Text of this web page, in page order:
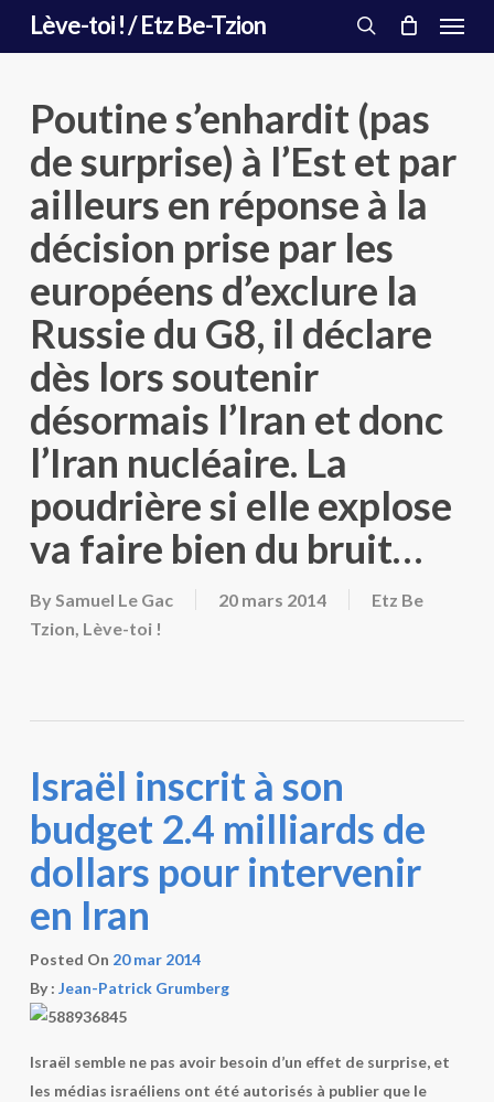
Lève-toi ! / Etz Be-Tzion
search
Menu
Poutine s’enhardit (pas
de surprise) à l’Est et par
ailleurs en réponse à la
décision prise par les
européens d’exclure la
Russie du G8, il déclare
dès lors soutenir
désormais l’Iran et donc
l’Iran nucléaire. La
poudrière si elle explose
va faire bien du bruit…
BySamuel Le Gac 20 mars 2014
Etz Be
Tzion, Lève-toi !
Israël inscrit à son
budget 2.4 milliards de
dollars pour intervenir
en Iran
Posted On 20 mar 2014
By : Jean-Patrick Grumberg
Israël semble ne pas avoir besoin d’un effet de surprise, et
les médias israéliens ont été autorisés à publier que le